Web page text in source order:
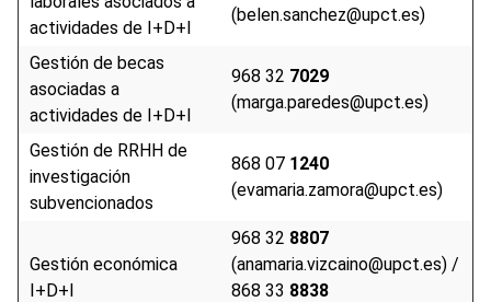
actividades de I+D+I
(belen.sanchez@upct.es)
Gestión de becas
asociadas a
actividades de I+D+I
968 32 7029
(marga.paredes@upct.es)
Gestión de RRHH de
investigación
subvencionados
868 07 1240
(evamaria.zamora@upct.es)
Gestión económica
I+D+I
968 32 8807
(anamaria.vizcaino@upct.es) /
868 33 8838